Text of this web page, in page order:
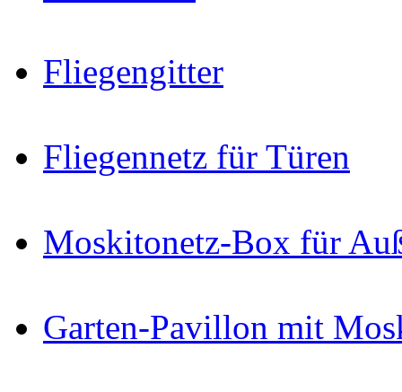
Fliegengitter
Fliegennetz für Türen
Moskitonetz-Box für
Garten-Pavillon mit